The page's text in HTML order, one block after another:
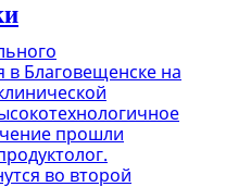
в Благовещенске на
прошли
во второй